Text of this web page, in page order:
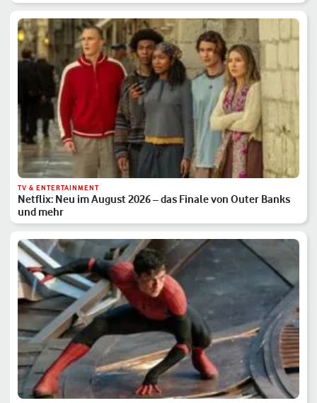
TV & ENTERTAINMENT
Netflix: Neu im August 2026 – das Finale von Outer Banks
und mehr